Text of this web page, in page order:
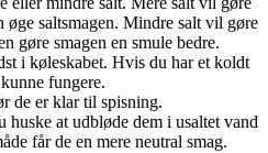
øge saltsmagen. Mindre salt vil gøre
gøre smagen en smule bedre.
i køleskabet. Hvis du har et koldt
fungere.
de er klar til spisning.
huske at udbløde dem i usaltet vand
får de en mere neutral smag.